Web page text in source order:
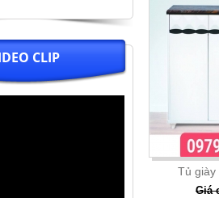
CLIP
cổ điển chân viền
nệm kem lưng ghế
Tủ giày
Giá